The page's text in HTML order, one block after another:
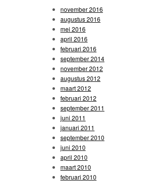
november 2016
augustus 2016
mei 2016
april 2016
februari 2016
september 2014
november 2012
augustus 2012
maart 2012
februari 2012
september 2011
juni 2011
januari 2011
september 2010
juni 2010
april 2010
maart 2010
februari 2010